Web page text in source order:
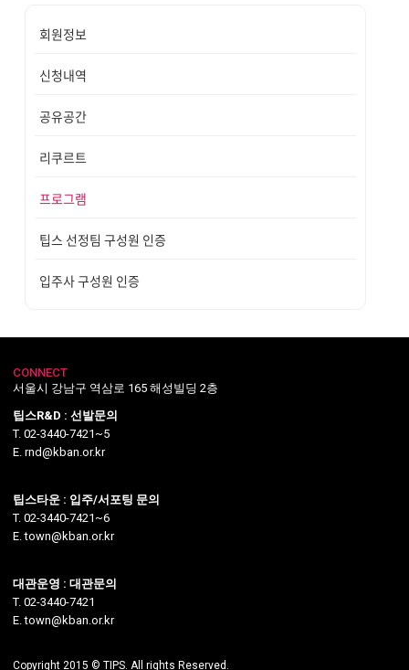
회원정보
신청내역
공유공간
리쿠르트
프로그램
팁스 선정팀 구성원 인증
입주사 구성원 인증
CONNECT
서울시 강남구 역삼로 165 해성빌딩 2층
팁스R&D : 선발문의
T. 02-3440-7421~5
E. rnd@kban.or.kr
팁스타운 : 입주/서포팅 문의
T. 02-3440-7421~6
E. town@kban.or.kr
대관운영 : 대관문의
T. 02-3440-7421
E. town@kban.or.kr
Copyright 2015 © TIPS. All rights Reserved.